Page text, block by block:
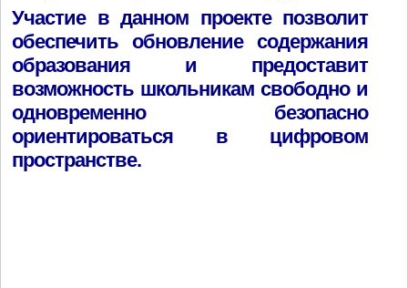
Участие в данном проекте позволит
обеспечить обновление содержания
образования и предоставит
возможность школьникам свободно и
одновременно безопасно
ориентироваться в цифровом
пространстве.